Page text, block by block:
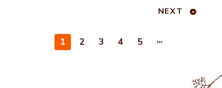
1 2 3 4 5 ...
NEXT